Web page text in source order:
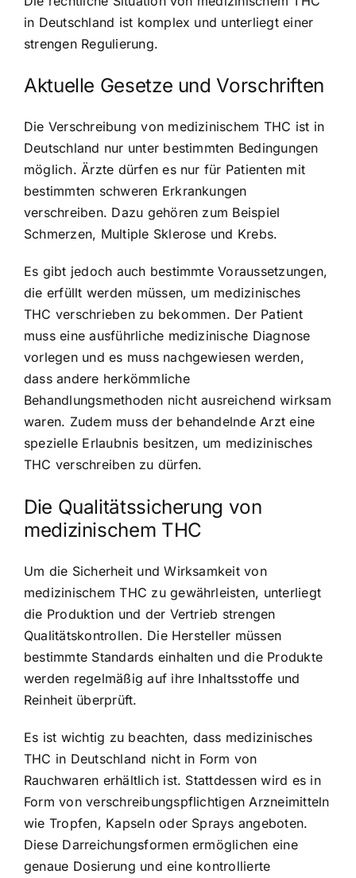
in Deutschland ist komplex und unterliegt einer
strengen Regulierung.
Aktuelle Gesetze und Vorschriften
Die Verschreibung von medizinischem THC ist in
Deutschland nur unter bestimmten Bedingungen
möglich. Ärzte dürfen es nur für Patienten mit
bestimmten schweren Erkrankungen
verschreiben. Dazu gehören zum Beispiel
Schmerzen, Multiple Sklerose und Krebs.
Es gibt jedoch auch bestimmte Voraussetzungen,
die erfüllt werden müssen, um medizinisches
THC verschrieben zu bekommen. Der Patient
muss eine ausführliche medizinische Diagnose
vorlegen und es muss nachgewiesen werden,
dass andere herkömmliche
Behandlungsmethoden nicht ausreichend wirksam
waren. Zudem muss der behandelnde Arzt eine
spezielle Erlaubnis besitzen, um medizinisches
THC verschreiben zu dürfen.
Die Qualitätssicherung von
medizinischem THC
Um die Sicherheit und Wirksamkeit von
medizinischem THC zu gewährleisten, unterliegt
die Produktion und der Vertrieb strengen
Qualitätskontrollen. Die Hersteller müssen
bestimmte Standards einhalten und die Produkte
werden regelmäßig auf ihre Inhaltsstoffe und
Reinheit überprüft.
Es ist wichtig zu beachten, dass medizinisches
THC in Deutschland nicht in Form von
Rauchwaren erhältlich ist. Stattdessen wird es in
Form von verschreibungspflichtigen Arzneimitteln
wie Tropfen, Kapseln oder Sprays angeboten.
Diese Darreichungsformen ermöglichen eine
genaue Dosierung und eine kontrollierte